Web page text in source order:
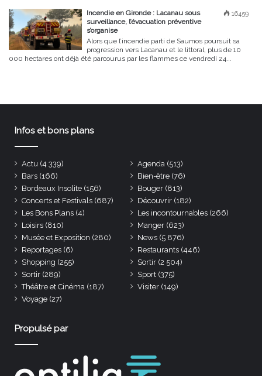
16459
Incendie en Gironde : Lacanau sous
surveillance, l’évacuation préventive
s’organise
Alors que l’incendie parti de Saumos poursuit sa
progression vers Lacanau et le littoral, plus de 10
000 hectares ont déjà été parcourus par les flammes ce vendredi 24...
Infos et bons plans
Actu (4 339) Agenda (513)
Bars (166) Bien-être (76)
Bordeaux Insolite (156) Bouger (813)
Concerts et Festivals (687) Découvrir (182)
Les Bons Plans (4) Les incontournables (266)
Loisirs (810) Manger (623)
Musée et Exposition (280) News (5 876)
Reportages (6) Restaurants (446)
Shopping (255) Sortir (2 504)
Sortir (289) Sport (375)
Théâtre et Cinéma (187) Visiter (149)
Voyage (27)
Propulsé par